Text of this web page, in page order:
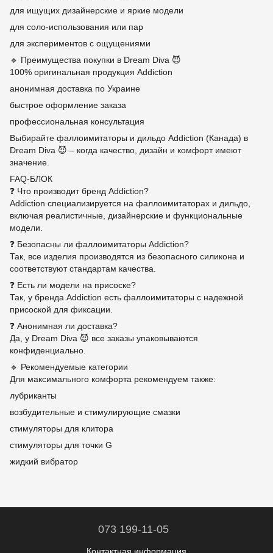
для ищущих дизайнерские и яркие модели
для соло-использования или пар
для экспериментов с ощущениями
🔹 Преимущества покупки в Dream Diva 😈
100% оригинальная продукция Addiction
анонимная доставка по Украине
быстрое оформление заказа
профессиональная консультация
Выбирайте фаллоимитаторы и дильдо Addiction (Канада) в
Dream Diva 😈 – когда качество, дизайн и комфорт имеют
значение.
FAQ-БЛОК
❓ Что производит бренд Addiction?
Addiction специализируется на фаллоимитаторах и дильдо,
включая реалистичные, дизайнерские и функциональные
модели.
❓ Безопасны ли фаллоимитаторы Addiction?
Так, все изделия производятся из безопасного силикона и
соответствуют стандартам качества.
❓ Есть ли модели на присоске?
Так, у бренда Addiction есть фаллоимитаторы с надежной
присоской для фиксации.
❓ Анонимная ли доставка?
Да, у Dream Diva 😈 все заказы упаковываются
конфиденциально.
🔹 Рекомендуемые категории
Для максимального комфорта рекомендуем также:
лубриканты
возбудительные и стимулирующие смазки
стимуляторы для клитора
стимуляторы для точки G
жидкий вибратор
073 199-11-05
Контактная информация